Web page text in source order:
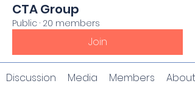
CTA Group
Public · 20 members
Join
Discussion Media Members About